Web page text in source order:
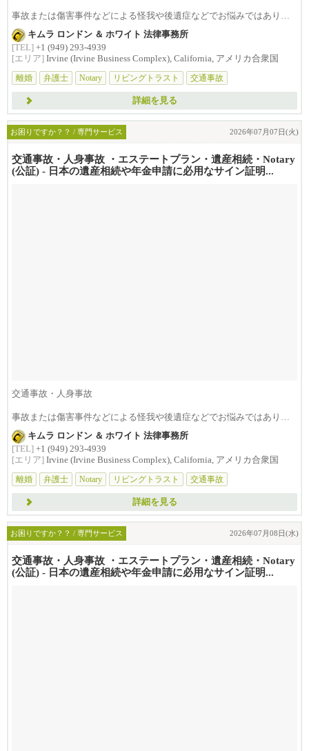
事故または傷害事件などによる怪我や後遺症などでお悩みではありま
せんか？損害賠償は治療費...
キムラ ロンドン ＆ ホワイト 法律事務所
[TEL] +1 (949) 293-4939
[エリア] Irvine (Irvine Business Complex), California, アメリカ合衆国
離婚
弁護士 Notary リビングトラスト 交通事故
詳細を見る
お困りですか？？ / 専門サービス 2026年07月07日(火)
交通事故・人身事故 ・エステートプラン・遺産相続・Notary
(公証) - 日本の遺産相続や年金申請に必用なサイン証明...
交通事故・人身事故
事故または傷害事件などによる怪我や後遺症などでお悩みではありま
せんか？損害賠償は治療費...
キムラ ロンドン ＆ ホワイト 法律事務所
[TEL] +1 (949) 293-4939
[エリア] Irvine (Irvine Business Complex), California, アメリカ合衆国
離婚
弁護士 Notary リビングトラスト 交通事故
詳細を見る
お困りですか？？ / 専門サービス 2026年07月08日(水)
交通事故・人身事故 ・エステートプラン・遺産相続・Notary
(公証) - 日本の遺産相続や年金申請に必用なサイン証明...